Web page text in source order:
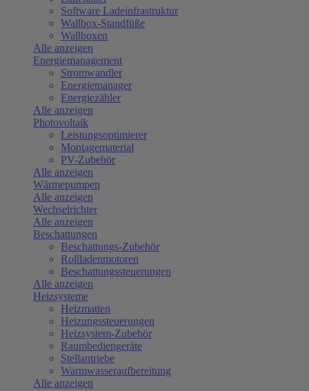
Software Ladeinfrastruktur
Wallbox-Standfüße
Wallboxen
Alle anzeigen
Energiemanagement
Stromwandler
Energiemanager
Energiezähler
Alle anzeigen
Photovoltaik
Leistungsoptimierer
Montagematerial
PV-Zubehör
Alle anzeigen
Wärmepumpen
Alle anzeigen
Wechselrichter
Alle anzeigen
Beschattungen
Beschattungs-Zubehör
Rollladenmotoren
Beschattungssteuerungen
Alle anzeigen
Heizsysteme
Heizmatten
Heizungssteuerungen
Heizsystem-Zubehör
Raumbediengeräte
Stellantriebe
Warmwasseraufbereitung
Alle anzeigen